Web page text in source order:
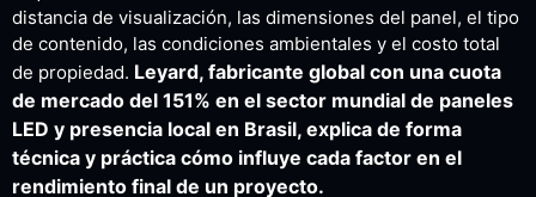
distancia de visualización, las dimensiones del panel, el tipo
de contenido, las condiciones ambientales y el costo total
de propiedad. Leyard, fabricante global con una cuota
de mercado del 151% en el sector mundial de paneles
LED y presencia local en Brasil, explica de forma
técnica y práctica cómo influye cada factor en el
rendimiento final de un proyecto.